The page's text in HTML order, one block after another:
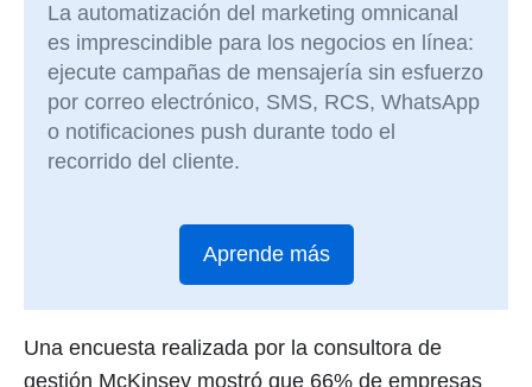
La automatización del marketing omnicanal
es imprescindible para los negocios en línea:
ejecute campañas de mensajería sin esfuerzo
por correo electrónico, SMS, RCS, WhatsApp
o notificaciones push durante todo el
recorrido del cliente.
Aprende más
Una encuesta realizada por la consultora de
gestión McKinsey mostró que 66% de empresas